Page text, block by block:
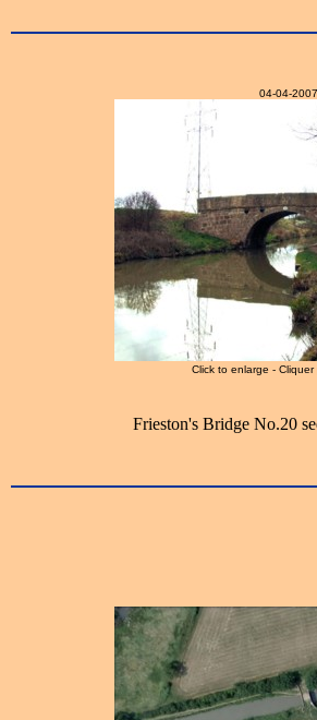
04-04-2007
Click to enlarge -
Frieston's Bridge No.20